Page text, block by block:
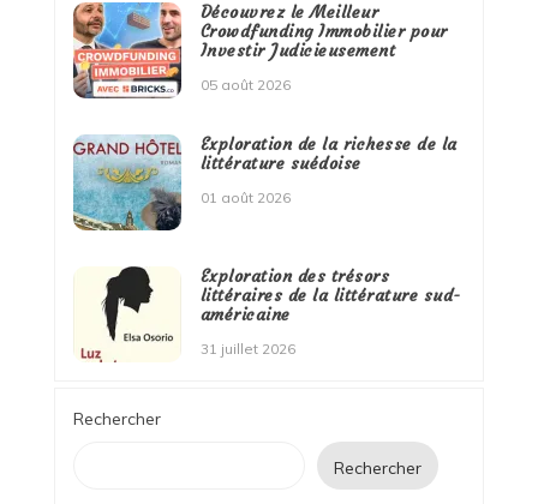
Découvrez le Meilleur
Crowdfunding Immobilier pour
Investir Judicieusement
05 août 2026
Exploration de la richesse de la
littérature suédoise
01 août 2026
Exploration des trésors
littéraires de la littérature sud-
américaine
31 juillet 2026
Rechercher
Rechercher